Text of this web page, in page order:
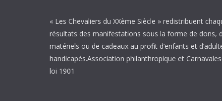
« Les Chevaliers du XXème Siècle » redistribuent
résultats des manifestations sous la forme de dons,
matériels ou de cadeaux au profit d’enfants et
handicapés.Association philanthropique et
loi 1901